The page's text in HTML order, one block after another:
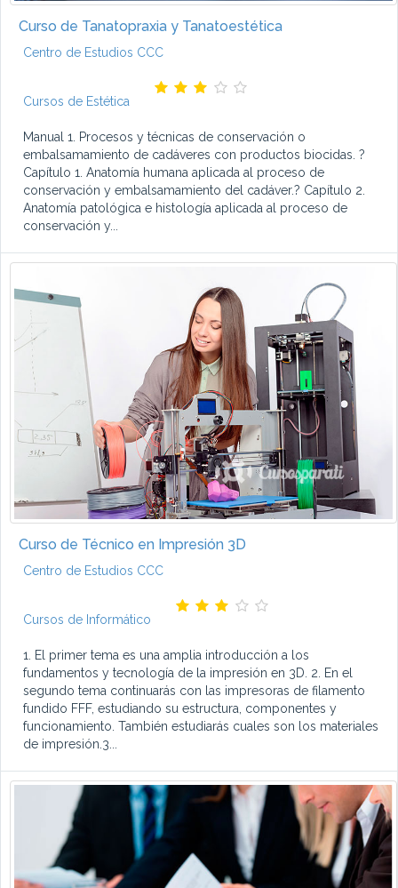
Curso de Tanatopraxia y Tanatoestética
Centro de Estudios CCC
Cursos de Estética
Manual 1. Procesos y técnicas de conservación o
embalsamamiento de cadáveres con productos biocidas. ?
Capítulo 1. Anatomía humana aplicada al proceso de
conservación y embalsamamiento del cadáver.? Capítulo 2.
Anatomía patológica e histología aplicada al proceso de
conservación y...
Curso de Técnico en Impresión 3D
Centro de Estudios CCC
Cursos de Informático
1. El primer tema es una amplia introducción a los
fundamentos y tecnología de la impresión en 3D. 2. En el
segundo tema continuarás con las impresoras de filamento
fundido FFF, estudiando su estructura, componentes y
funcionamiento. También estudiarás cuales son los materiales
de impresión.3...